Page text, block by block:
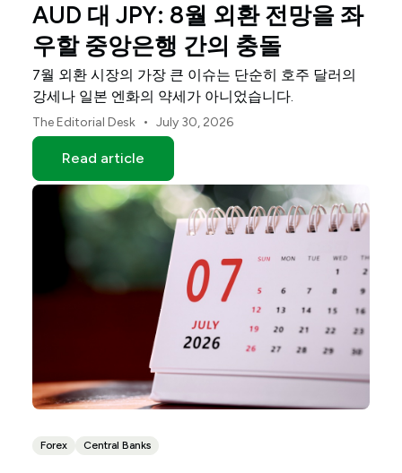
AUD 대 JPY: 8월 외환 전망을 좌
우할 중앙은행 간의 충돌
7월 외환 시장의 가장 큰 이슈는 단순히 호주 달러의
강세나 일본 엔화의 약세가 아니었습니다.
The Editorial Desk • July 30, 2026
Read article
Forex Central Banks